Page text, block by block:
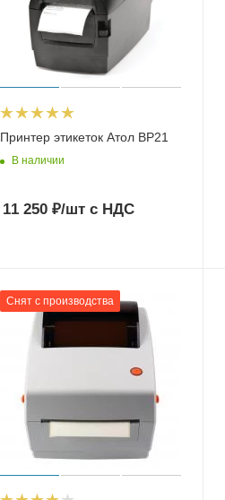
Принтер этикеток Атол BP21
В наличии
11 250₽/штс НДС
Снят с производства